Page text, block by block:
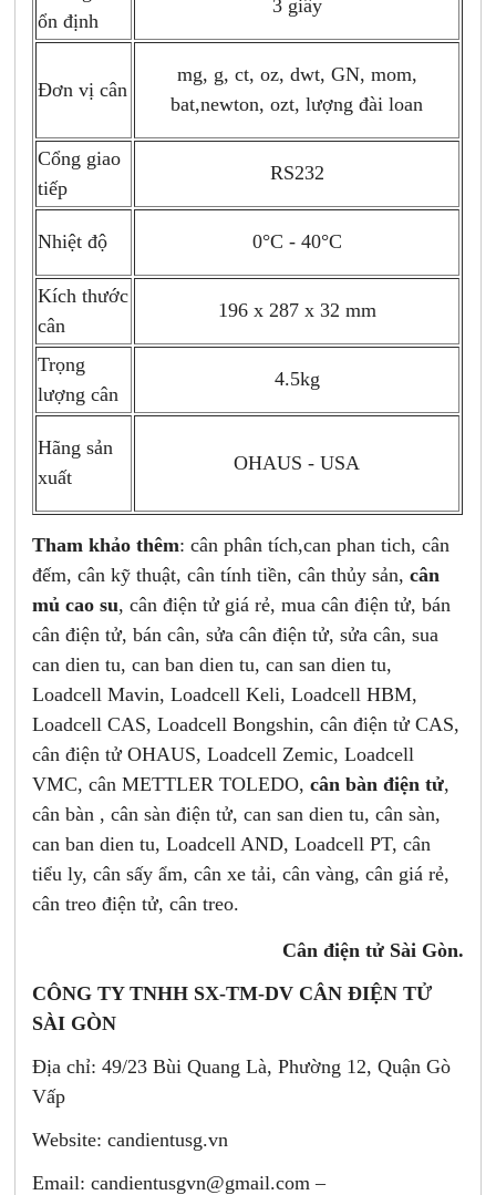
ổn định
3 giây
Đơn vị cân
mg, g, ct, oz, dwt, GN, mom,
bat,newton, ozt, lượng đài loan
Cổng giao
tiếp
RS232
Nhiệt độ 0°C - 40°C
Kích thước
cân
196 x 287 x 32 mm
Trọng
lượng cân
4.5kg
Hãng sản
xuất
OHAUS - USA
Tham khảo thêm: cân phân tích,can phan tich, cân
đếm, cân kỹ thuật, cân tính tiền, cân thủy sản,cân
mủ cao su, cân điện tử giá rẻ, mua cân điện tử, bán
cân điện tử, bán cân, sửa cân điện tử, sửa cân, sua
can dien tu, can ban dien tu, can san dien tu,
Loadcell Mavin, Loadcell Keli, Loadcell HBM,
Loadcell CAS, Loadcell Bongshin, cân điện tử CAS,
cân điện tử OHAUS, Loadcell Zemic, Loadcell
VMC, cân METTLER TOLEDO,cân bàn điện tử,
cân bàn , cân sàn điện tử, can san dien tu, cân sàn,
can ban dien tu, Loadcell AND, Loadcell PT, cân
tiểu ly, cân sấy ẩm, cân xe tải, cân vàng, cân giá rẻ,
cân treo điện tử, cân treo.
Cân điện tử Sài Gòn.
CÔNG TY TNHH SX-TM-DV CÂN ĐIỆN TỬ
SÀI GÒN
Địa chỉ: 49/23 Bùi Quang Là, Phường 12, Quận Gò
Vấp
Website: candientusg.vn
Email:candientusgvn@gmail.com –